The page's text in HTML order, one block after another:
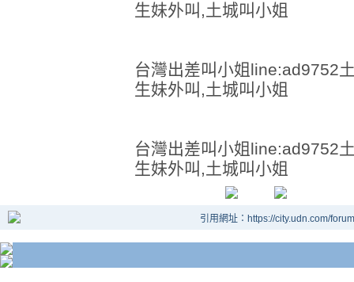
生妹外叫,土城叫小姐
台灣出差叫小姐line:ad9752
生妹外叫,土城叫小姐
台灣出差叫小姐line:ad9752
生妹外叫,土城叫小姐
引用網址：https://city.udn.com/